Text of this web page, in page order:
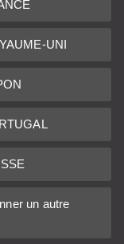
UNI
un autre
incluent la TVA,
contraire.